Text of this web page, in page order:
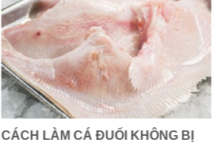
CÁCH LÀM CÁ ĐUỐI KHÔNG BỊ